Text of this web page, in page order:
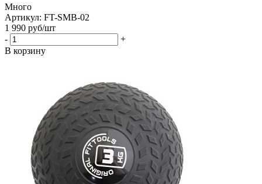
Много
Артикул: FT-SMB-02
1 990 руб/шт
-
+
В корзину